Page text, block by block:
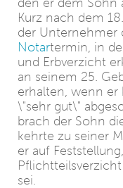
den er dem Sohn
Kurz nach dem
der Unternehmer
Notartermin, in
und Erbverzicht
an seinem 25.
erhalten, wenn er
\"sehr gut\"
brach der Sohn
kehrte zu seiner
er auf
sei.